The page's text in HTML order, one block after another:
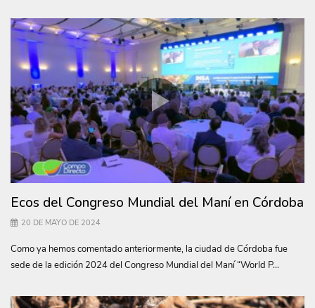
Ecos del Congreso Mundial del Maní en Córdoba
20 DE MAYO DE 2024
Como ya hemos comentado anteriormente, la ciudad de Córdoba fue
sede de la edición 2024 del Congreso Mundial del Maní “World P...